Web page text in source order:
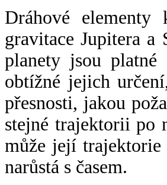
Dráhové elementy
gravitace Jupitera a
planety jsou
obtížné jejich
přesnosti, jakou
stejné trajektorii po
může její trajektorie
narůstá s časem.